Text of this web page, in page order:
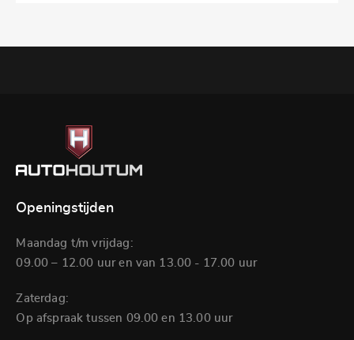
Openingstijden
Maandag t/m vrijdag:
09.00 – 12.00 uur en van 13.00 - 17.00 uur
Zaterdag:
Op afspraak tussen 09.00 en 13.00 uur